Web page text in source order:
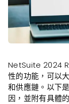
NetSuite 2024
性的功能，可以
和供應鏈。以下
因，並附有具體